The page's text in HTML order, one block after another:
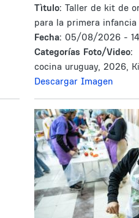
Tìtulo: Taller de kit de
para la primera infancia
Fecha: 05/08/2026 -
Categorías Foto/Video:
cocina uruguay, 2026,
Descargar Imagen